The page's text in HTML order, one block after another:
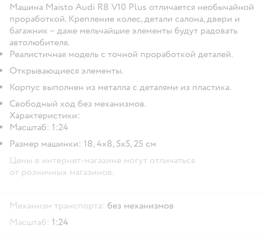
Машина Maisto Audi R8 V10 Plus отличается необычайной
проработкой. Крепление колес, детали салона, двери и
багажник – даже мельчайшие элементы будут радовать
автолюбителя.
Реалистичная модель с точной проработкой деталей.
Открывающиеся элементы.
Корпус выполнен из металла с деталями из пластика.
Свободный ход без механизмов.
Характеристики:
Масштаб: 1:24
Размер машинки: 18, 4х8, 5х5, 25 см
Цены в интернет-магазине могут отличаться
от розничных магазинов.
Механизм транспорта: без механизмов
Масштаб: 1:24